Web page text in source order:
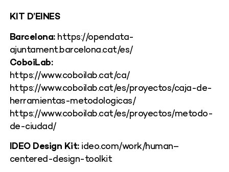
KIT D’EINES
Barcelona:https://opendata-
ajuntament.barcelona.cat/es/
CoboiLab:
https://www.coboilab.cat/ca/
https://www.coboilab.cat/es/proyectos/caja-de-
herramientas-metodologicas/
https://www.coboilab.cat/es/proyectos/metodo-
de-ciudad/
IDEO Design Kit: ideo.com/work/human–
centered-design-toolkit